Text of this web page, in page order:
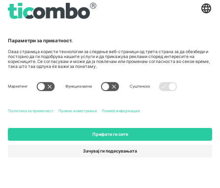
Unter den Linden 24, 10117
Berlin, Germany
167 City Road, London, Greater
Kingdom
Newark, Delaware 19713, United
States
Engelberg, Switzerland